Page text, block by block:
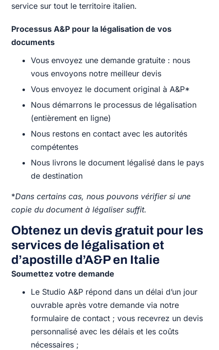
service sur tout le territoire italien.
Processus A&P pour la légalisation de vos
documents
Vous envoyez une demande gratuite : nous
vous envoyons notre meilleur devis
Vous envoyez le document original à A&P*
Nous démarrons le processus de légalisation
(entièrement en ligne)
Nous restons en contact avec les autorités
compétentes
Nous livrons le document légalisé dans le pays
de destination
*Dans certains cas, nous pouvons vérifier si une
copie du document à légaliser suffit.
Obtenez un devis gratuit pour les
services de légalisation et
d’apostille d’A&P en Italie
Soumettez votre demande
Le Studio A&P répond dans un délai d’un jour
ouvrable après votre demande via notre
formulaire de contact ; vous recevrez un devis
personnalisé avec les délais et les coûts
nécessaires ;